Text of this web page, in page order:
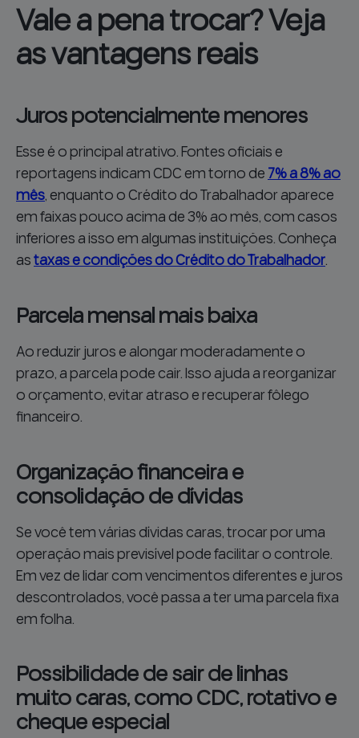
Vale a pena trocar? Veja
as vantagens reais
Juros potencialmente menores
Esse é o principal atrativo. Fontes oficiais e
reportagens indicam CDC em torno de 7% a 8% ao
mês, enquanto o Crédito do Trabalhador aparece
em faixas pouco acima de 3% ao mês, com casos
inferiores a isso em algumas instituições. Conheça
astaxas e condições do Crédito do Trabalhador.
Parcela mensal mais baixa
Ao reduzir juros e alongar moderadamente o
prazo, a parcela pode cair. Isso ajuda a reorganizar
o orçamento, evitar atraso e recuperar fôlego
financeiro.
Organização financeira e
consolidação de dívidas
Se você tem várias dívidas caras, trocar por uma
operação mais previsível pode facilitar o controle.
Em vez de lidar com vencimentos diferentes e juros
descontrolados, você passa a ter uma parcela fixa
em folha.
Possibilidade de sair de linhas
muito caras, como CDC, rotativo e
cheque especial